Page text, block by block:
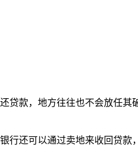
贷款，地方往往也不会放任其
行还可以通过卖地来收回贷款